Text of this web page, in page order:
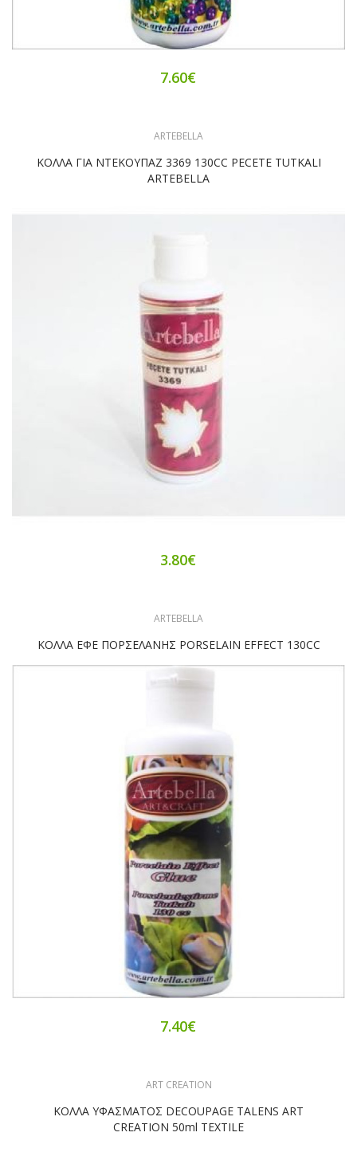
7.60€
ARTEBELLA
ΚΟΛΛΑ ΓΙΑ ΝΤΕΚΟΥΠΑΖ 3369 130CC PECETE TUTKALI
ARTEBELLA
3.80€
ARTEBELLA
ΚΟΛΛΑ ΕΦΕ ΠΟΡΣΕΛΑΝΗΣ PORSELAIN EFFECT 130CC
7.40€
ART CREATION
ΚΟΛΛΑ ΥΦΑΣΜΑΤΟΣ DECOUPAGE TALENS ART
CREATION 50ml TEXTILE